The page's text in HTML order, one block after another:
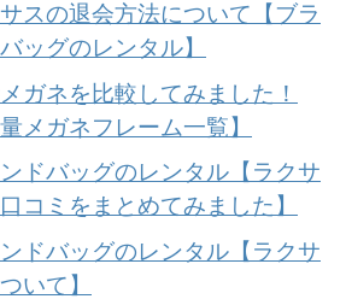
スの退会方法について【ブラ
ッグのレンタル】
ガネを比較してみました！
量メガネフレーム一覧】
ドバッグのレンタル【ラクサ
コミをまとめてみました】
ドバッグのレンタル【ラクサ
いて】